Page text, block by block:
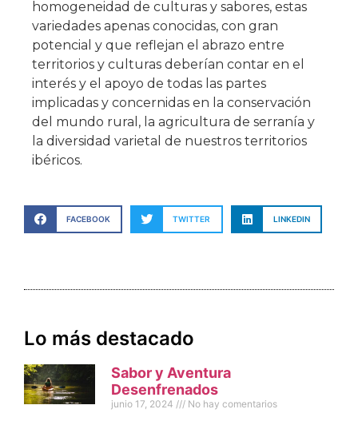
homogeneidad de culturas y sabores, estas
variedades apenas conocidas, con gran
potencial y que reflejan el abrazo entre
territorios y culturas deberían contar en el
interés y el apoyo de todas las partes
implicadas y concernidas en la conservación
del mundo rural, la agricultura de serranía y
la diversidad varietal de nuestros territorios
ibéricos.
FACEBOOK TWITTER LINKEDIN
Lo más destacado
Sabor y Aventura
Desenfrenados
junio 17, 2024 No hay comentarios